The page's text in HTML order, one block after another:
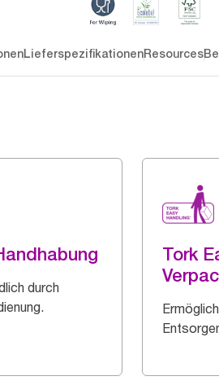
LieferspezifikationenResources
durch
Tork